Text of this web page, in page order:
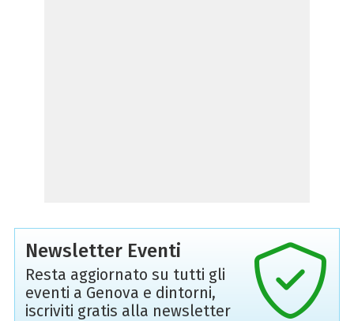
Newsletter Eventi
Resta aggiornato su tutti gli
eventi a Genova e dintorni,
iscriviti gratis alla newsletter